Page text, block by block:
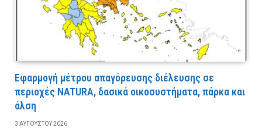
Εφαρμογή μέτρου απαγόρευσης διέλευσης σε
περιοχές NATURA, δασικά οικοσυστήματα, πάρκα και
άλση
3 ΑΥΓΟΎΣΤΟΥ 2026